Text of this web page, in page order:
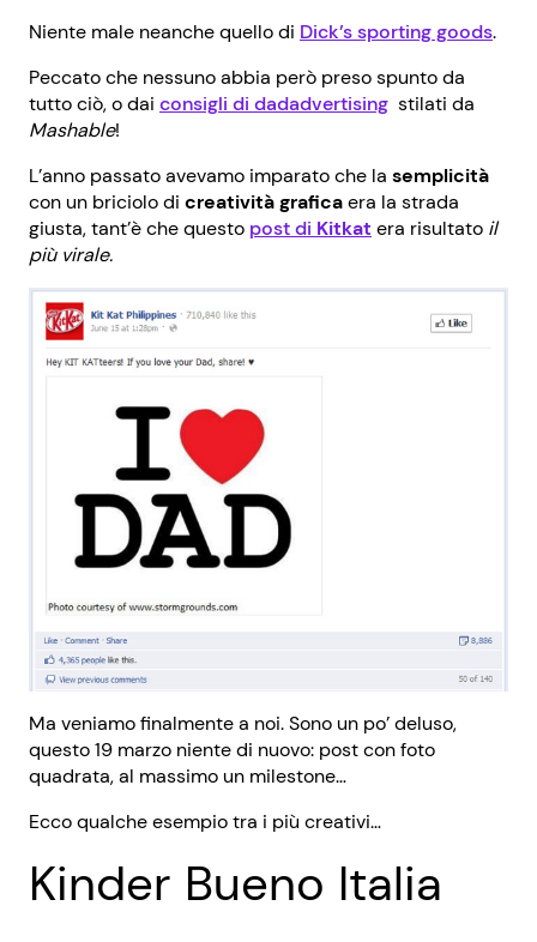
Niente male neanche quello di Dick’s sporting goods.
Peccato che nessuno abbia però preso spunto da
tutto ciò, o dai consigli di dadadvertising stilati da
Mashable!
L’anno passato avevamo imparato che la semplicità
con un briciolo di creatività graficaera la strada
giusta, tant’è che questo post di Kitkat era risultato il
più virale.
Ma veniamo finalmente a noi. Sono un po’ deluso,
questo 19 marzo niente di nuovo: post con foto
quadrata, al massimo un milestone…
Ecco qualche esempio tra i più creativi…
Kinder Bueno Italia